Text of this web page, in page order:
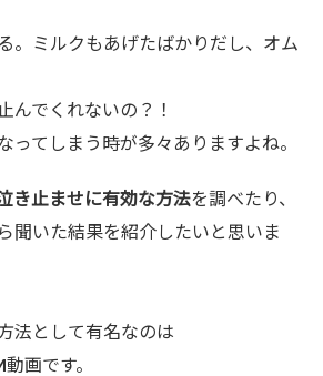
。ミルクもあげたばかりだし、オム
んでくれないの？！
ってしまう時が多々ありますよね。
き止ませに有効な方法を調べたり、
聞いた結果を紹介したいと思いま
法として有名なのは
画です。